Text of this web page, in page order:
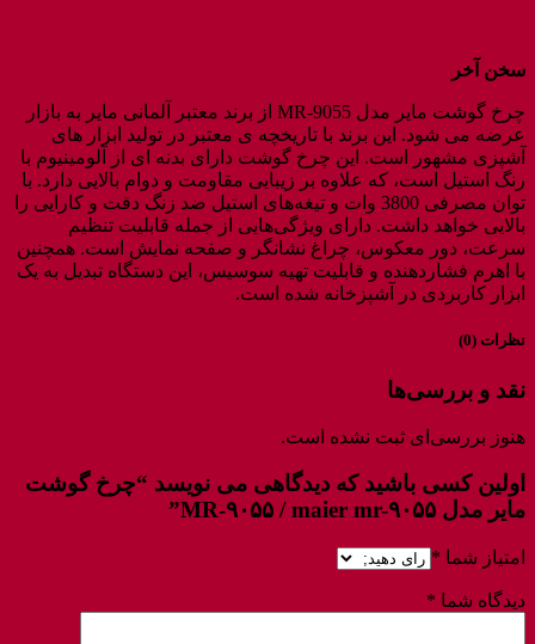
سخن آخر
چرخ گوشت مایر مدل MR-9055 از برند معتبر آلمانی مایر به بازار
عرضه می‌ شود. این برند با تاریخچه ‌ی معتبر در تولید ابزار های
آشپزی مشهور است. این چرخ گوشت دارای بدنه ‌ای از آلومینیوم با
رنگ استیل است، که علاوه بر زیبایی مقاومت و دوام بالایی دارد. با
توان مصرفی 3800 وات و تیغه‌های استیل ضد زنگ دقت و کارایی را
بالایی خواهد داشت. دارای ویژگی‌هایی از جمله قابلیت تنظیم
سرعت، دور معکوس، چراغ نشانگر و صفحه نمایش است. همچنین
با اهرم فشاردهنده و قابلیت تهیه سوسیس، این دستگاه تبدیل به یک
ابزار کاربردی در آشپزخانه شده است.
نظرات (0)
نقد و بررسی‌ها
هنوز بررسی‌ای ثبت نشده است.
اولین کسی باشید که دیدگاهی می نویسد “چرخ گوشت
مایر مدل MR-۹۰۵۵ / maier mr-۹۰۵۵”
امتیاز شما *
دیدگاه شما *